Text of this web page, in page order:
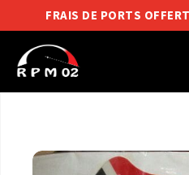
FRAIS DE PORTS